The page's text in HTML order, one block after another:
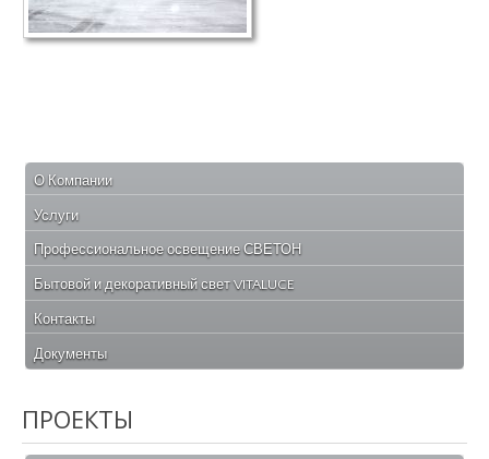
О Компании
Услуги
Профессиональное освещение СВЕТОН
Бытовой и декоративный свет VITALUCE
Контакты
Документы
ПРОЕКТЫ